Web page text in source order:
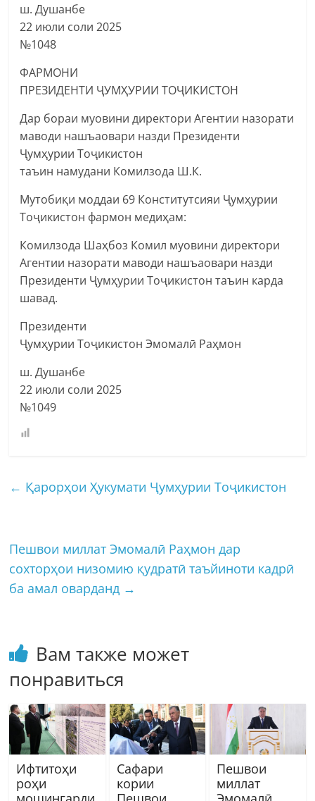
ш. Душанбе
22 июли соли 2025
№1048
ФАРМОНИ
ПРЕЗИДЕНТИ ҶУМҲУРИИ ТОҶИКИСТОН
Дар бораи муовини директори Агентии назорати
маводи нашъаовари назди Президенти
Ҷумҳурии Тоҷикистон
таъин намудани Комилзода Ш.К.
Мутобиқи моддаи 69 Конститутсияи Ҷумҳурии
Тоҷикистон фармон медиҳам:
Комилзода Шаҳбоз Комил муовини директори
Агентии назорати маводи нашъаовари назди
Президенти Ҷумҳурии Тоҷикистон таъин карда
шавад.
Президенти
Ҷумҳурии Тоҷикистон Эмомалӣ Раҳмон
ш. Душанбе
22 июли соли 2025
№1049
← Қарорҳои Ҳукумати Ҷумҳурии Тоҷикистон
Пешвои миллат Эмомалӣ Раҳмон дар
сохторҳои низомию қудратӣ таъйиноти кадрӣ
ба амал оварданд →
Вам также может
понравиться
Ифтитоҳи
роҳи
Сафари
кории
Пешвои
миллат